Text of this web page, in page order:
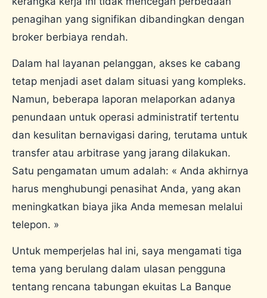
penagihan yang signifikan dibandingkan dengan
broker berbiaya rendah.
Dalam hal layanan pelanggan, akses ke cabang
tetap menjadi aset dalam situasi yang kompleks.
Namun, beberapa laporan melaporkan adanya
penundaan untuk operasi administratif tertentu
dan kesulitan bernavigasi daring, terutama untuk
transfer atau arbitrase yang jarang dilakukan.
Satu pengamatan umum adalah: « Anda akhirnya
harus menghubungi penasihat Anda, yang akan
meningkatkan biaya jika Anda memesan melalui
telepon. »
Untuk memperjelas hal ini, saya mengamati tiga
tema yang berulang dalam ulasan pengguna
tentang rencana tabungan ekuitas La Banque